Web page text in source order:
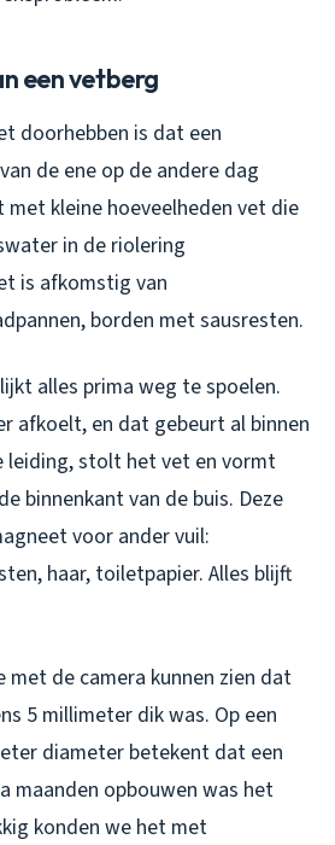
een vetberg
doorhebben is dat een
de ene op de andere dag
kleine hoeveelheden vet die
in de riolering
is afkomstig van
borden met sausresten.
alles prima weg te spoelen.
afkoelt, en dat gebeurt al binnen
leiding, stolt het vet en vormt
binnenkant van de buis. Deze
voor ander vuil:
haar, toiletpapier. Alles blijft
met de camera kunnen zien dat
5 millimeter dik was. Op een
diameter betekent dat een
maanden opbouwen was het
konden we het met